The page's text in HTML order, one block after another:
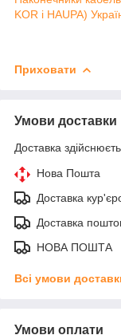
KOR і HAUPA)
Приховати
Умови доставки
Доставка
Нова Пошта
Доставка
Доставка
НОВА ПОШТА
Всі умови
Умови оплати